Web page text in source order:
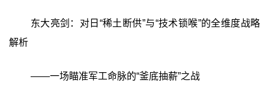
东大亮剑：对日“稀土断供”与“技术锁喉”的全维度战略
解析
——一场瞄准军工命脉的“釜底抽薪”之战